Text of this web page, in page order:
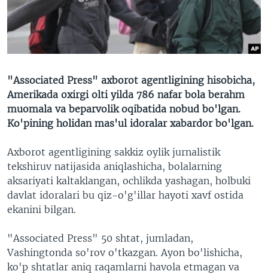
VIDEO
XABARLAR SURATLARDA
ODNOKLASSNIKI
TELEGRAM
TWITTER
SOUNDCLOUD
VOA
"Associated Press" axborot agentligining hisobicha,
Amerikada oxirgi olti yilda 786 nafar bola berahm
muomala va beparvolik oqibatida nobud bo'lgan.
Ko'pining holidan mas'ul idoralar xabardor bo'lgan.
Axborot agentligining sakkiz oylik jurnalistik
tekshiruv natijasida aniqlashicha, bolalarning
aksariyati kaltaklangan, ochlikda yashagan, holbuki
davlat idoralari bu qiz-o'g'illar hayoti xavf ostida
ekanini bilgan.
"Associated Press" 50 shtat, jumladan,
Vashingtonda so'rov o'tkazgan. Ayon bo'lishicha,
ko'p shtatlar aniq raqamlarni havola etmagan va